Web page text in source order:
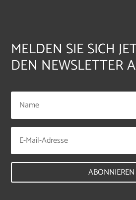
MELDEN SIE SICH
DEN NEWSLETTER
ABONNIEREN